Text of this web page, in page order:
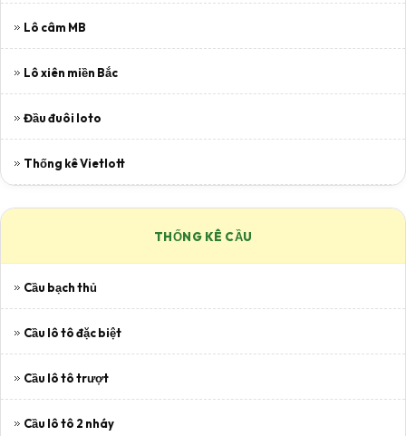
Lô câm MB
Lô xiên miền Bắc
Đầu đuôi loto
Thống kê Vietlott
THỐNG KÊ CẦU
Cầu bạch thủ
Cầu lô tô đặc biệt
Cầu lô tô trượt
Cầu lô tô 2 nháy